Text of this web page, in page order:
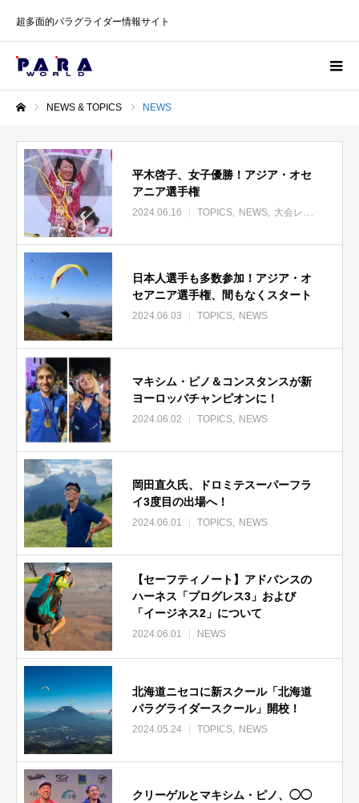
超多面的パラグライダー情報サイト
NEWS & TOPICS NEWS
平木啓子、女子優勝！アジア・オセ
アニア選手権
2024.06.16 TOPICS NEWS 大会レポート
日本人選手も多数参加！アジア・オ
セアニア選手権、間もなくスタート
2024.06.03 TOPICS NEWS
マキシム・ピノ＆コンスタンスが新
ヨーロッパチャンピオンに！
2024.06.02 TOPICS NEWS
岡田直久氏、ドロミテスーパーフラ
イ3度目の出場へ！
2024.06.01 TOPICS NEWS
【セーフティノート】アドバンスの
ハーネス「プログレス3」および
「イージネス2」について
2024.06.01 NEWS
北海道ニセコに新スクール「北海道
パラグライダースクール」開校！
2024.05.24 TOPICS NEWS
クリーゲルとマキシム・ピノ、◯◯